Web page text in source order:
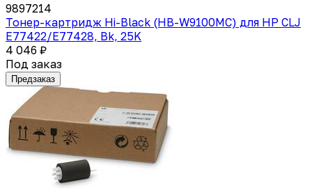
9897214
Тонер-картридж Hi-Black (HB-W9100MC) для HP CLJ
E77422/E77428, Bk, 25K
4 046 ₽
Под заказ
Предзаказ